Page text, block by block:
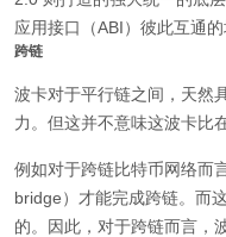
应用接口（ABI）彼此互通的
跨链
波卡对于平行链之间，天然
力。但这并不意味这波卡比
例如对于跨链比特币网络而
bridge）才能完成跨链。而
的。因此，对于跨链而言，